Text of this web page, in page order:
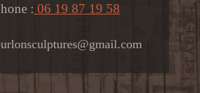
: 06 19 87 19 58